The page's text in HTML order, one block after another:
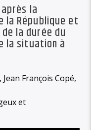
la
la République et
la durée du
la situation à
François Copé,
et